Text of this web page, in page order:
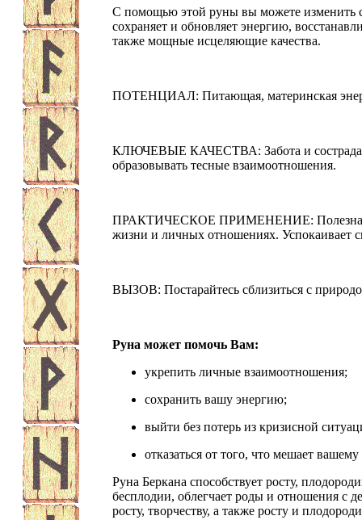
С помощью этой руны вы можете изменить
сохраняет и обновляет энергию,
также мощные исцеляющие качества.
ПОТЕНЦИАЛ: Питающая, материнская
КЛЮЧЕВЫЕ КАЧЕСТВА: Забота и
образовывать тесные взаимоотношения.
ПРАКТИЧЕСКОЕ ПРИМЕНЕНИЕ: Полезна
жизни и личных отношениях. Успокаивает
ВЫЗОВ: Постарайтесь сблизиться с
Руна может помочь Вам:
укрепить личные взаимоотношения;
сохранить вашу энергию;
выйти без потерь из кризисной
отказаться от того, что мешает
Руна Беркана способствует росту,
бесплодии, облегчает роды и отношения с
росту, творчеству, а также росту и